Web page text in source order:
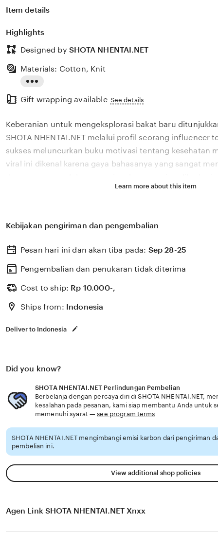
Item details
Highlights
Designed by SHOTA NHENTAI.NET
the
description
Materials: Cotton, Knit
Gift wrapping available See details
Keberanian untuk mengeksplorasi bakat baru
SHOTA NHENTAI.NET melalui profil seorang influencer
sukses meluncurkan buku motivasi tentang kesehatan
viral ini dikenal karena gaya bahasanya yang sangat
2026. Melalui sistem 👑 yang kami kembangkan,
SHOTA NHENTAI.NET percaya bahwa kemandirian
semakin berkembang pesat di pasar global. Dengan
update, kami terus memantau perkembangan
sosok viral favorit Anda secara eksklusif.
Learn more about this item
Kebijakan pengiriman dan pengembalian
Pesan hari ini dan akan tiba pada: Sep 28-25
Pengembalian dan penukaran tidak diterima
Cost to ship: Rp 10.000-,
Ships from: Indonesia
Deliver to Indonesia
Did you know?
SHOTA NHENTAI.NET Perlindungan Pembelian
Berbelanja dengan percaya diri di SHOTA NHENTAI.NET,
kesalahan pada pesanan, kami siap membantu Anda untuk
memenuhi syarat —see program terms
SHOTA NHENTAI.NET mengimbangi emisi karbon dari pengiriman
pembelian ini.
View additional shop policies
Agen Link SHOTA NHENTAI.NET Xnxx